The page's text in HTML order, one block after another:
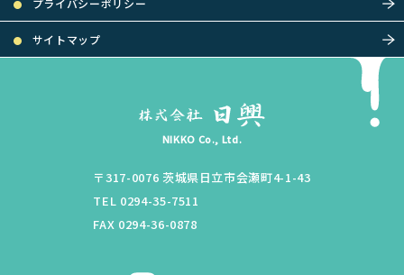
プライバシーポリシー
サイトマップ
NIKKO Co., Ltd.
〒317-0076 茨城県日立市会瀬町4-1-43
TEL 0294-35-7511
FAX 0294-36-0878